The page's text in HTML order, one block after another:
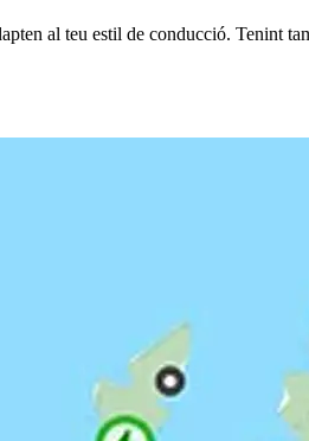
al teu estil de conducció. Tenint